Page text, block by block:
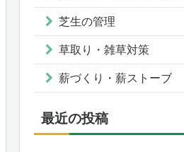
芝生の管理
草取り・雑草対策
薪づくり・薪ストーブ
最近の投稿